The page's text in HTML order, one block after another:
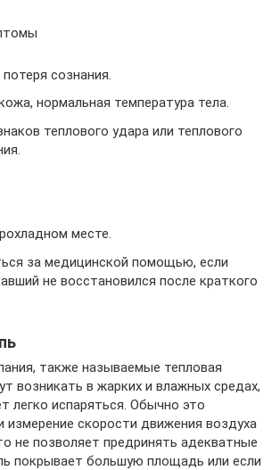
сознания.
нормальная температура тела.
теплового удара или теплового
месте.
за медицинской помощью, если
не восстановился после краткого
также называемые тепловая
возникать в жарких и влажных средах,
легко испаряться. Обычно это
измерение скорости движения воздуха
не позволяет предринять адекватные
покрывает большую площадь или если